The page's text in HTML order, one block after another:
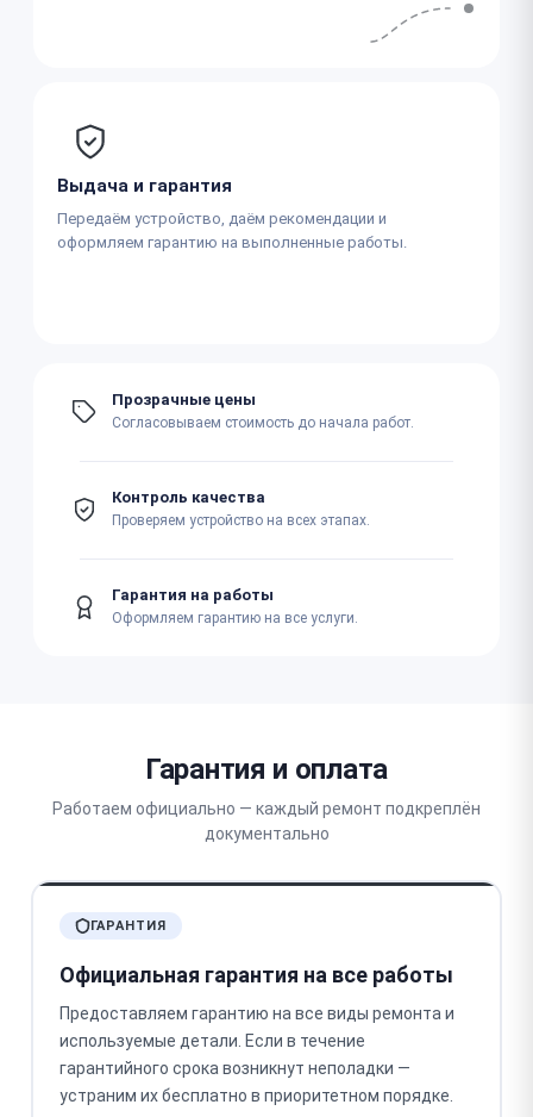
Выдача и гарантия
Передаём устройство, даём рекомендации и
оформляем гарантию на выполненные работы.
Прозрачные цены
Согласовываем стоимость до начала работ.
Контроль качества
Проверяем устройство на всех этапах.
Гарантия на работы
Оформляем гарантию на все услуги.
Гарантия и оплата
Работаем официально — каждый ремонт подкреплён
документально
ГАРАНТИЯ
Официальная гарантия на все работы
Предоставляем гарантию на все виды ремонта и
используемые детали. Если в течение
гарантийного срока возникнут неполадки —
устраним их бесплатно в приоритетном порядке.